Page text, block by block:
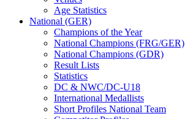
Age Statistics
National (GER)
Champions of the Year
National Champions (FRG/GER)
National Champions (GDR)
Result Lists
Statistics
DC & NWC/DC-U18
International Medallists
Short Profiles National Team